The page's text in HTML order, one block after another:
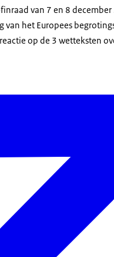
van 7 en 8
van het Europees
op de 3 wetteksten